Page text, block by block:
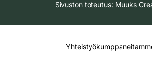
Sivuston toteutus: Muuks